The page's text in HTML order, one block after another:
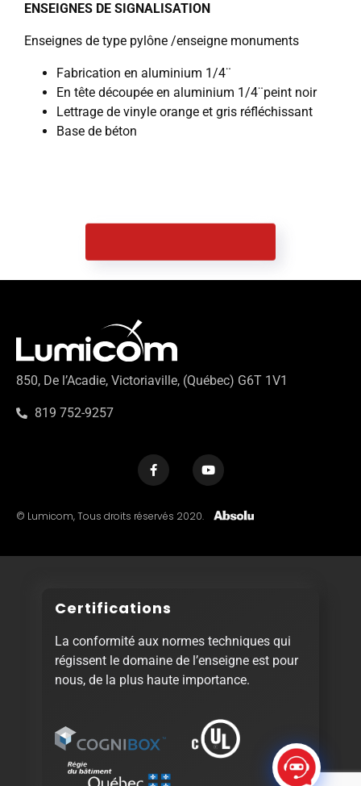
ENSEIGNES DE SIGNALISATION
Enseignes de type pylône /enseigne monuments
Fabrication en aluminium 1/4¨
En tête découpée en aluminium 1/4¨peint noir
Lettrage de vinyle orange et gris réfléchissant
Base de béton
850, De l’Acadie, Victoriaville, (Québec) G6T 1V1
819 752-9257
© Lumicom, Tous droits réservés 2020.
Certifications
La conformité aux normes techniques qui
régissent le domaine de l’enseigne est pour
nous, de la plus haute importance.